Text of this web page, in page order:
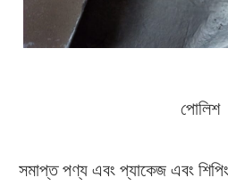
পোলিশ
সমাপ্ত পণ্য এবং প্যাকেজ এবং